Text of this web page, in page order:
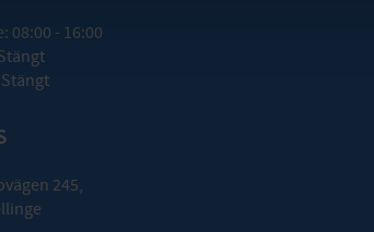
08:00 - 16:00
245,